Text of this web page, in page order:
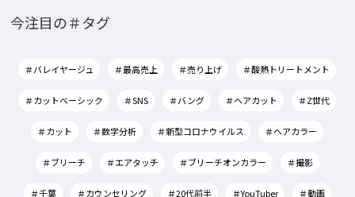
今注目の＃タグ
＃バレイヤージュ ＃最高売上 ＃売り上げ ＃酸熱トリートメント
＃カットベーシック ＃SNS ＃バング ＃ヘアカット ＃Z世代
＃カット ＃数字分析 ＃新型コロナウイルス ＃ヘアカラー
＃ブリーチ ＃エアタッチ ＃ブリーチオンカラー ＃撮影
＃千葉 ＃カウンセリング ＃20代前半 ＃YouTuber ＃動画